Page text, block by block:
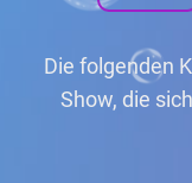
Die folgenden
Show, die